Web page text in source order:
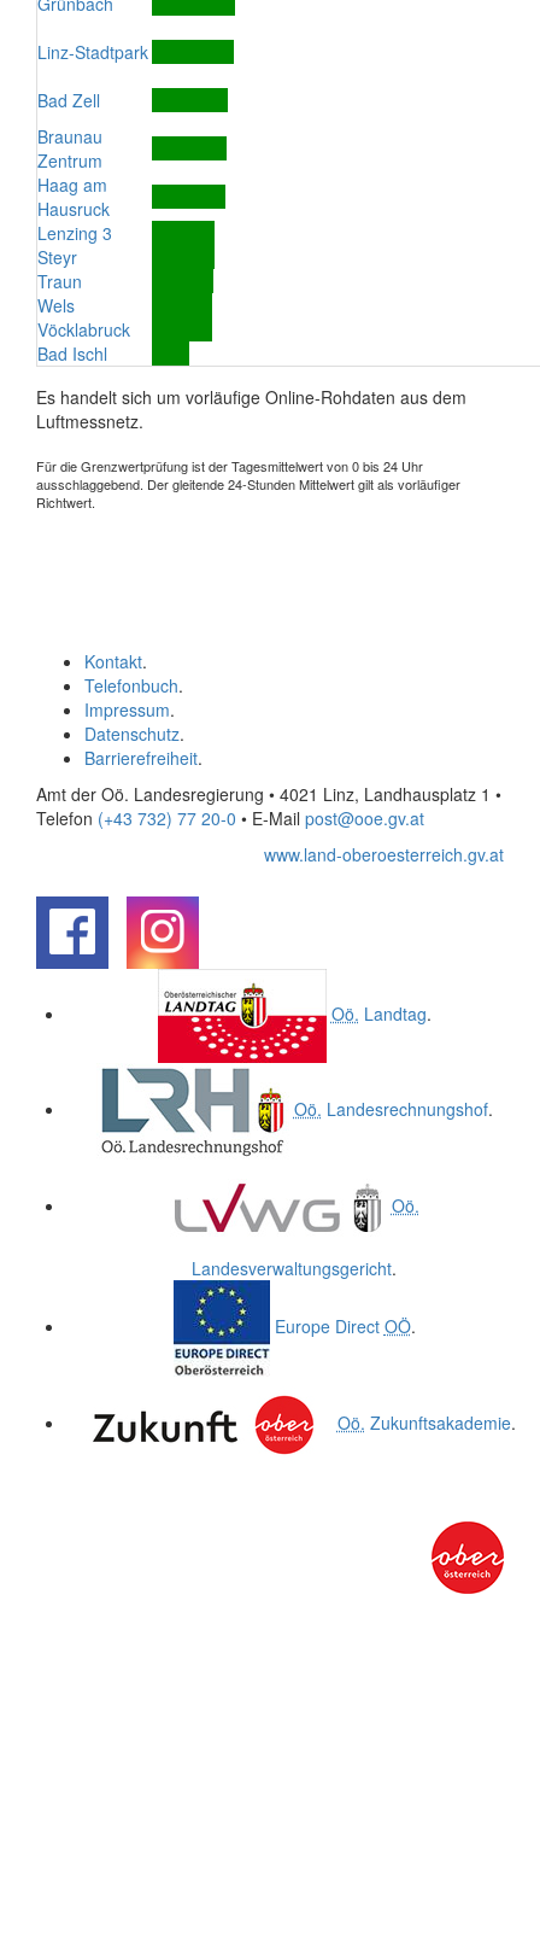
Linz-Stadtpark
Bad Zell
Braunau
Zentrum
Haag am
Hausruck
Lenzing 3
Steyr
Traun
Wels
Vöcklabruck
Bad Ischl
Es handelt sich um vorläufige Online-Rohdaten aus dem
Luftmessnetz.
Für die Grenzwertprüfung ist der Tagesmittelwert von 0 bis 24 Uhr
ausschlaggebend. Der gleitende 24-Stunden Mittelwert gilt als vorläufiger
Richtwert.
Kontakt.
Telefonbuch.
Impressum.
Datenschutz.
Barrierefreiheit.
Amt der Oö. Landesregierung • 4021 Linz, Landhausplatz 1 •
Telefon (+43 732) 77 20-0 • E-Mail post@ooe.gv.at
www.land-oberoesterreich.gv.at
Oö. Landtag.
Oö. Landesrechnungshof.
Oö.
Landesverwaltungsgericht.
Europe Direct OÖ.
Oö. Zukunftsakademie.